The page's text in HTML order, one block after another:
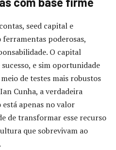
seed capital e
poderosas,
O capital
e sim oportunidade
de testes mais robustos
Cunha, a verdadeira
apenas no valor
de transformar esse recurso
que sobrevivam ao